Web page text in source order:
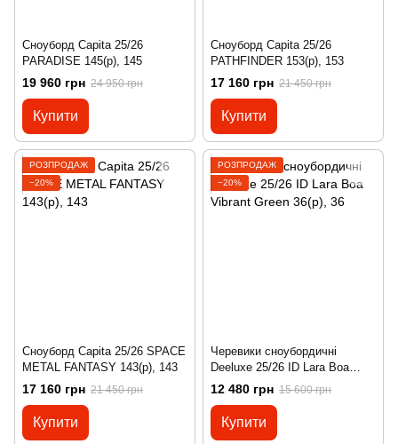
Сноуборд Capita 25/26
PARADISE 145(р), 145
19 960 грн 24 950 грн
Купити
Сноуборд Capita 25/26
PATHFINDER 153(р), 153
17 160 грн 21 450 грн
Купити
РОЗПРОДАЖ
−20%
Сноуборд Capita 25/26 SPACE
METAL FANTASY 143(р), 143
17 160 грн 21 450 грн
Купити
РОЗПРОДАЖ
−20%
Черевики сноубордичні
Deeluxe 25/26 ID Lara Boa
Vibrant Green 36(р), 36
12 480 грн 15 600 грн
Купити